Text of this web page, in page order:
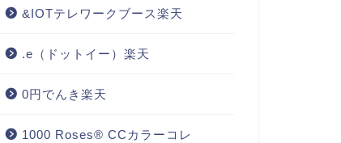
&IOTテレワークブース楽天
.e（ドットイー）楽天
0円でんき楽天
1000 Roses® CCカラーコレ